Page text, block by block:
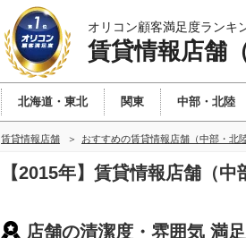
オリコン顧客満足度ランキ
賃貸情報店舗
北海道・東北 関東 中部・北陸
賃貸情報店舗 おすすめの賃貸情報店舗（中部・北
【2015年】賃貸情報店舗（
店舗の清潔度・雰囲気 満